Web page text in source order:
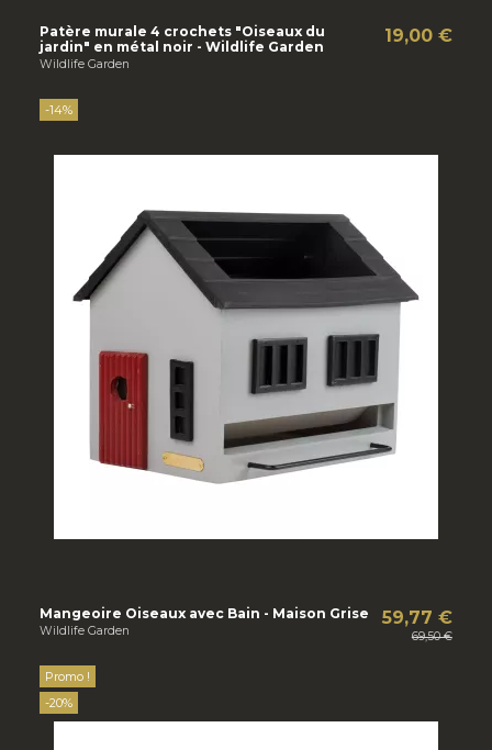
Patère murale 4 crochets "Oiseaux du
jardin" en métal noir - Wildlife Garden
Wildlife Garden
19,00 €
-14%
Mangeoire Oiseaux avec Bain - Maison Grise
Wildlife Garden
59,77 €
69,50 €
Promo !
-20%